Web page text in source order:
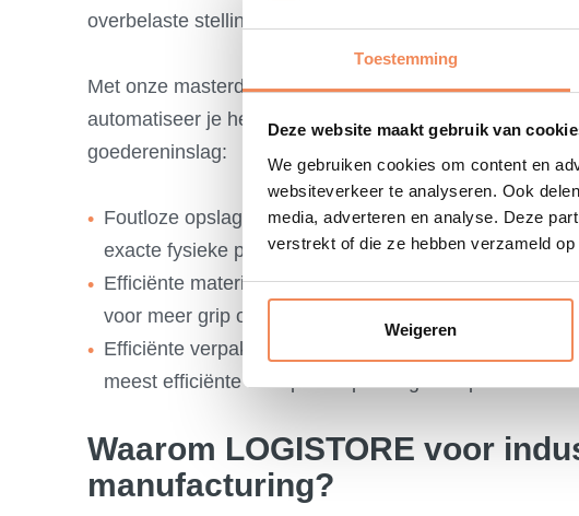
Toestemming
Deze website maakt gebruik van
We gebruiken cookies om content en
websiteverkeer te analyseren. Ook
media, adverteren en analyse. Deze
verstrekt of die ze hebben verzameld
Weigeren
overbelaste stellingen en logistieke opstoppingen bij de
Met onze masterdata oplossingen, zoals deMultiScan
automatiseer je het meten en wegen van grondstoffen
goedereninslag:
​Foutloze opslag en handling: Zorg voor de juiste en
exacte fysieke producteigenschappen.
Efficiënte materiaalstromen: Koppel betrouwbare
voor meer grip op lijnbevoorrading en logistieke
Efficiënte verpakkingsoptimalisatie: Registreer direct
meest efficiënte transportverpakking te bepalen.
Waarom LOGISTORE voor
manufacturing?